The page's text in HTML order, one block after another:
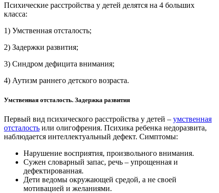
Психические расстройства у детей делятся на 4 больших
класса:
1) Умственная отсталость;
2) Задержки развития;
3) Синдром дефицита внимания;
4) Аутизм раннего детского возраста.
Умственная отсталость. Задержка развития
Первый вид психического расстройства у детей – умственная
отсталость или олигофрения. Психика ребенка недоразвита,
наблюдается интеллектуальный дефект. Симптомы:
Нарушение восприятия, произвольного внимания.
Сужен словарный запас, речь – упрощенная и
дефектированная.
Дети ведомы окружающей средой, а не своей
мотивацией и желаниями.